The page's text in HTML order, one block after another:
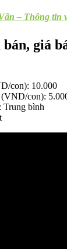
– Thông tin
giá
con): 10.000
con):
Trung bình